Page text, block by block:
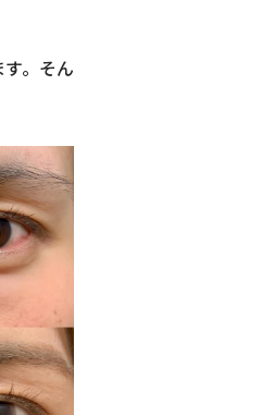
。そん